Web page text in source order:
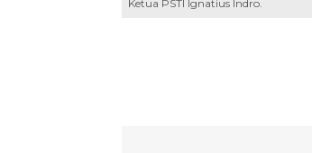
Ketua PSTI Ignatius Indro.